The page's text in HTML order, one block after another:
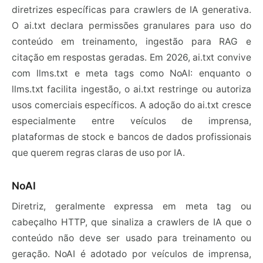
diretrizes específicas para crawlers de IA generativa.
O ai.txt declara permissões granulares para uso do
conteúdo em treinamento, ingestão para RAG e
citação em respostas geradas. Em 2026, ai.txt convive
com llms.txt e meta tags como NoAI: enquanto o
llms.txt facilita ingestão, o ai.txt restringe ou autoriza
usos comerciais específicos. A adoção do ai.txt cresce
especialmente entre veículos de imprensa,
plataformas de stock e bancos de dados profissionais
que querem regras claras de uso por IA.
NoAI
Diretriz, geralmente expressa em meta tag ou
cabeçalho HTTP, que sinaliza a crawlers de IA que o
conteúdo não deve ser usado para treinamento ou
geração. NoAI é adotado por veículos de imprensa,